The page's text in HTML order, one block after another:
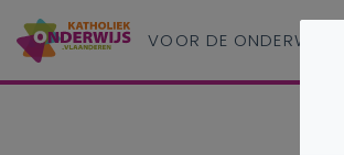
VOOR DE ONDERWIJS